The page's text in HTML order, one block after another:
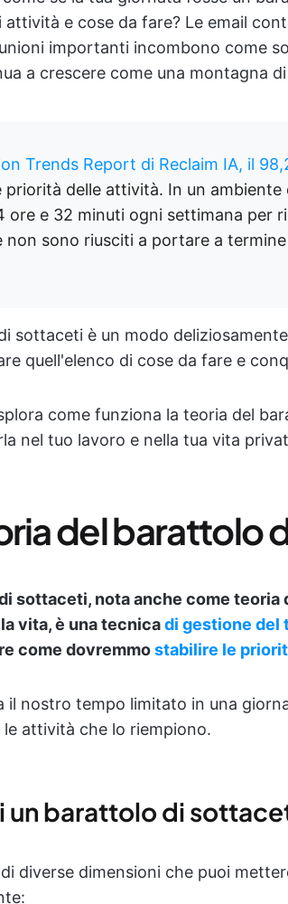
e cose da fare? Le email
importanti incombono come
a crescere come una montagna
Trends Report di Reclaim IA, il
delle attività. In un
ore e 32 minuti ogni settimana per
non sono riusciti a portare a
sottaceti è un modo
quell'elenco di cose da fare e
come funziona la teoria del
nel tuo lavoro e nella tua vita
del barattolo
sottaceti, nota anche come teoria
vita, è una tecnicadi gestione del
come dovremmostabilire le
il nostro tempo limitato in una
attività che lo riempiono.
un barattolo di
diverse dimensioni che puoi